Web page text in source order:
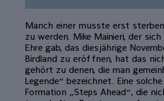
Manch einer musste erst
zu werden. Mike Mainieri, der
Ehre gab, das diesjährige
Birdland zu eröffnen, hat das
gehört zu denen, die man
Legende“ bezeichnet. Eine
Formation „Steps Ahead“, die